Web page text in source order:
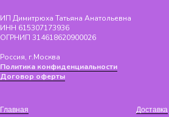
ИП Димитрюха Татьяна Анатольевна
ИНН 615307173936
ОГРНИП 314618620900026
Россия, г.Москва
Политика конфиденциальности
Договор оферты
Главная Доставка